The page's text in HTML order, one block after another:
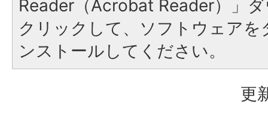
Reader（Acrobat Reader）」
クリックして、ソフトウェア
ンストールしてください。
更